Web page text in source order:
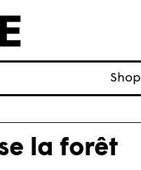
Shop
la forêt